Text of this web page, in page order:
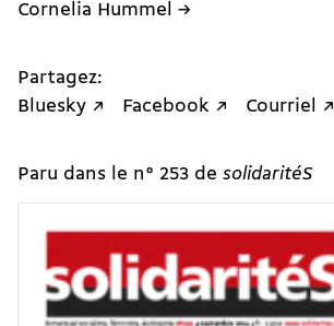
Cornelia Hummel →
Partagez:
Bluesky ↗
Facebook ↗ Courriel ↗
Paru dans le n° 253 de solidaritéS